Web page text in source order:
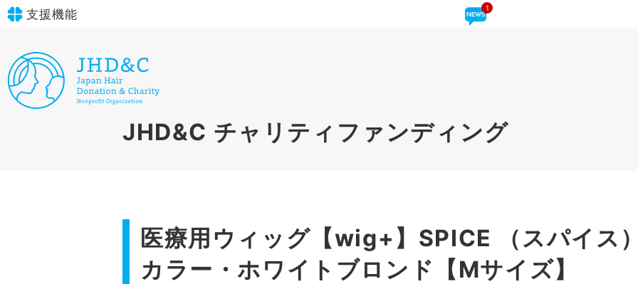
支援機能
文字サイズ 標準
1
in simple English
JHD&C チャリティファンディング
医療用ウィッグ【wig+】SPICE （スパイス）
カラー・ホワイトブロンド【Mサイズ】